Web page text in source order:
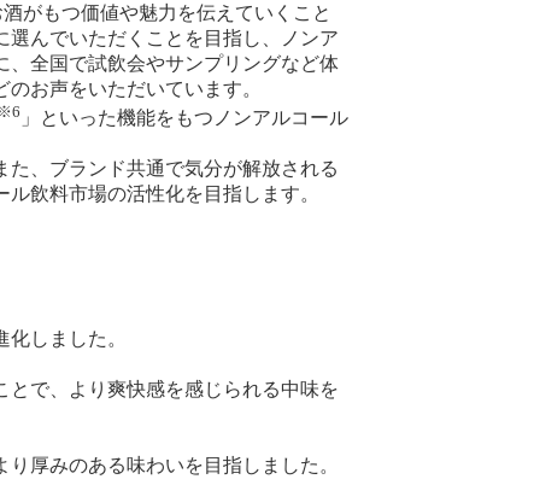
がもつ価値や魅力を伝えていくこと
選んでいただくことを目指し、ノンア
全国で試飲会やサンプリングなど体
お声をいただいています。
」といった機能をもつノンアルコール
、ブランド共通で気分が解放される
飲料市場の活性化を目指します。
しました。
で、より爽快感を感じられる中味を
厚みのある味わいを目指しました。